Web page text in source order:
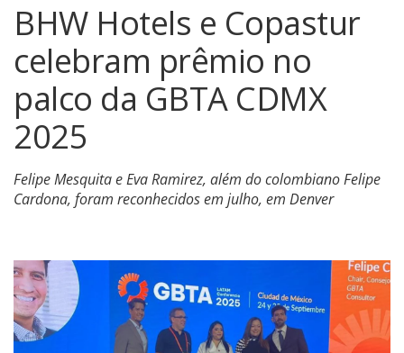
BHW Hotels e Copastur
celebram prêmio no
palco da GBTA CDMX
2025
Felipe Mesquita e Eva Ramirez, além do colombiano Felipe
Cardona, foram reconhecidos em julho, em Denver